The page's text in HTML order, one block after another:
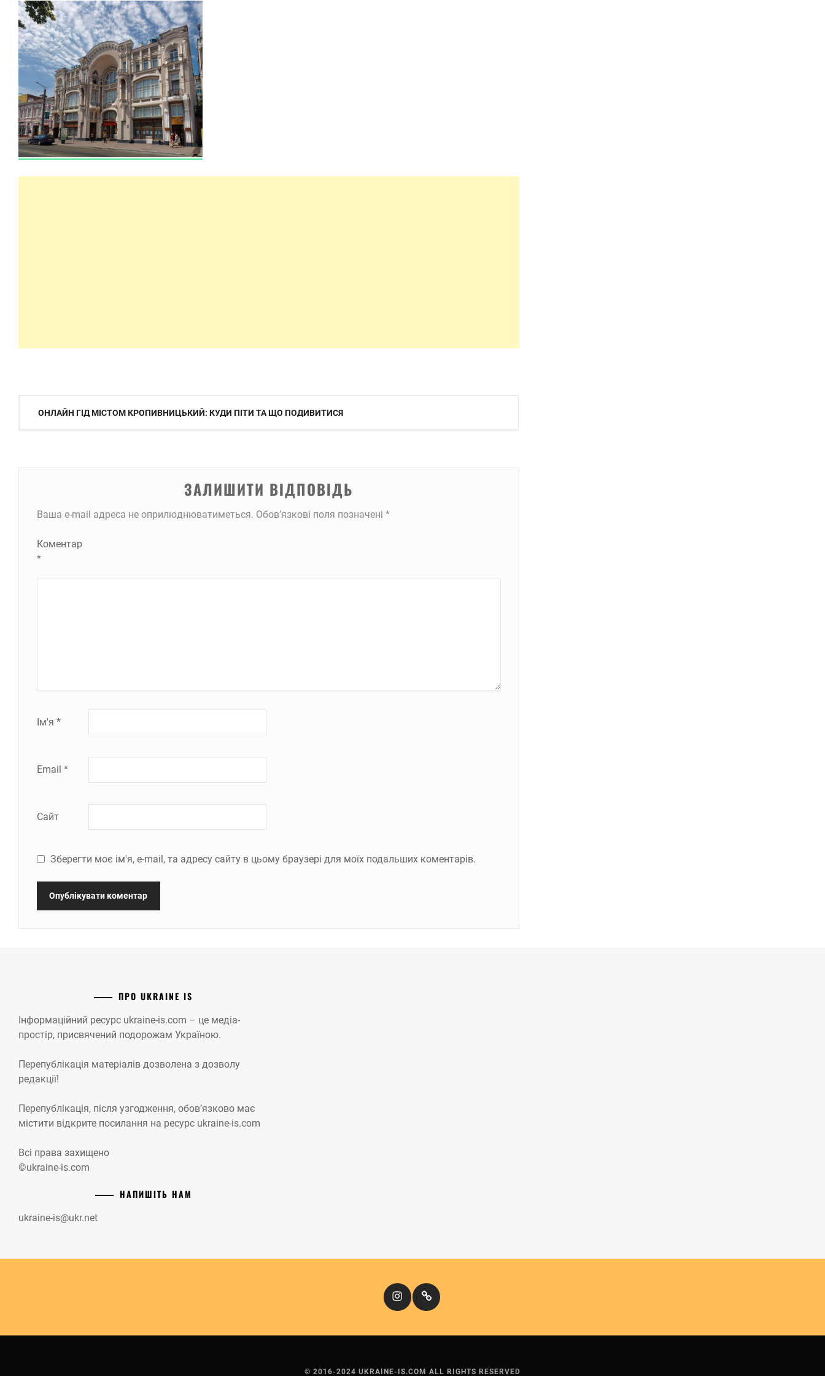
Навігація
ОНЛАЙН ГІД МІСТОМ КРОПИВНИЦЬКИЙ: КУДИ ПІТИ ТА ЩО ПОДИВИТИСЯ
ЗАЛИШИТИ ВІДПОВІДЬ
Ваша e-mail адреса не оприлюднюватиметься. Обов’язкові поля позначені *
Коментар
*
Ім'я *
Email *
Сайт
Зберегти моє ім'я, e-mail, та адресу сайту в цьому браузері для моїх подальших коментарів.
ПРО UKRAINE IS
Інформаційний ресурс ukraine-is.com – це медіа-
простір, присвячений подорожам Україною.
Перепублікація матеріалів дозволена з дозволу
редакції!
Перепублікація, після узгодження, обов’язково має
містити відкрите посилання на ресурс ukraine-is.com
Всі права захищено
©ukraine-is.com
НАПИШІТЬ НАМ
ukraine-is@ukr.net
InstagramКіномандри
© 2016-2024 UKRAINE-IS.COM ALL RIGHTS RESERVED